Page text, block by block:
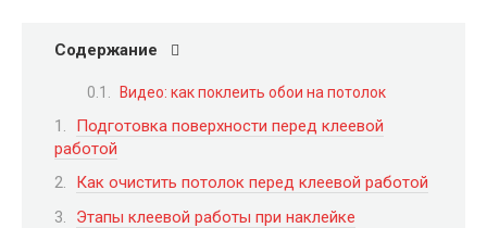
Содержание
Видео: как поклеить обои на потолок
Подготовка поверхности перед клеевой
работой
Как очистить потолок перед клеевой работой
Этапы клеевой работы при наклейке